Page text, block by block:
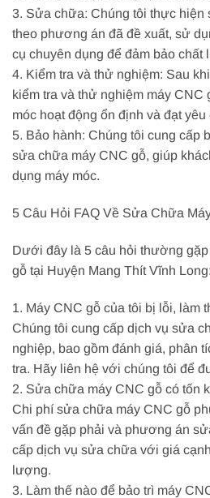
3. Sửa chữa: Chúng tôi thực hiện
theo phương án đã đề xuất, sử
cụ chuyên dụng để đảm bảo chất
4. Kiểm tra và thử nghiệm: Sau
kiểm tra và thử nghiệm máy CNC
móc hoạt động ổn định và đạt yêu
5. Bảo hành: Chúng tôi cung cấp
sửa chữa máy CNC gỗ, giúp
dụng máy móc.
5 Câu Hỏi FAQ Về Sửa Chữa
Dưới đây là 5 câu hỏi thường
gỗ tại Huyện Mang Thít Vĩnh Long:
1. Máy CNC gỗ của tôi bị lỗi, làm
Chúng tôi cung cấp dịch vụ sửa
nghiệp, bao gồm đánh giá, phân
tra. Hãy liên hệ với chúng tôi để
2. Sửa chữa máy CNC gỗ có tốn
Chi phí sửa chữa máy CNC gỗ
vấn đề gặp phải và phương án
cấp dịch vụ sửa chữa với giá
lượng.
3. Làm thế nào để bảo trì máy